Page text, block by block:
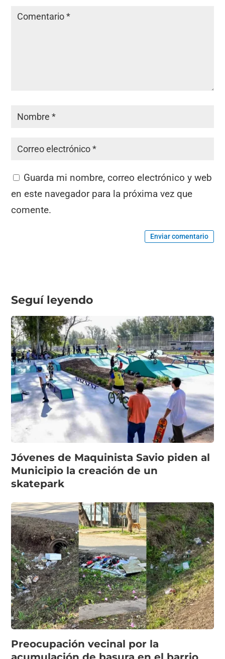
Guarda mi nombre, correo electrónico y web
en este navegador para la próxima vez que
comente.
Enviar comentario
Seguí leyendo
Jóvenes de Maquinista Savio piden al
Municipio la creación de un
skatepark
Preocupación vecinal por la